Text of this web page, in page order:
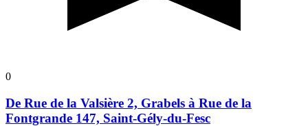
0
De Rue de la Valsière 2, Grabels à Rue de la
Fontgrande 147, Saint-Gély-du-Fesc